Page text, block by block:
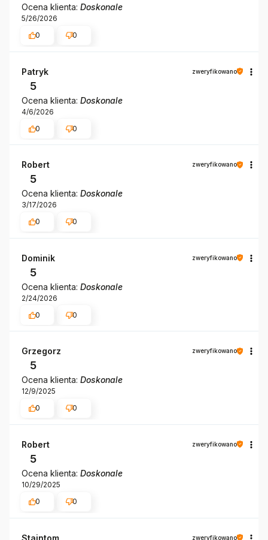
Ocena klienta: Doskonale
5/26/2026
0
0
Patryk zweryfikowano
5
Ocena klienta: Doskonale
4/6/2026
0
0
Robert zweryfikowano
5
Ocena klienta: Doskonale
3/17/2026
0
0
Dominik zweryfikowano
5
Ocena klienta: Doskonale
2/24/2026
0
0
Grzegorz zweryfikowano
5
Ocena klienta: Doskonale
12/9/2025
0
0
Robert zweryfikowano
5
Ocena klienta: Doskonale
10/29/2025
0
0
Staintom zweryfikowano